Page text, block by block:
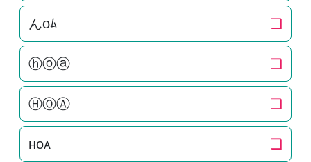
んoﾑ ❏
ⓗⓞⓐ ❏
ⒽⓄⒶ ❏
нoᴀ ❏